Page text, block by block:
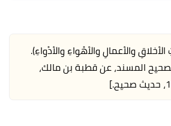
والأعمالِ والأهْواءِ والأدْواءِ).
المسند، عن قطبة بن مالك،